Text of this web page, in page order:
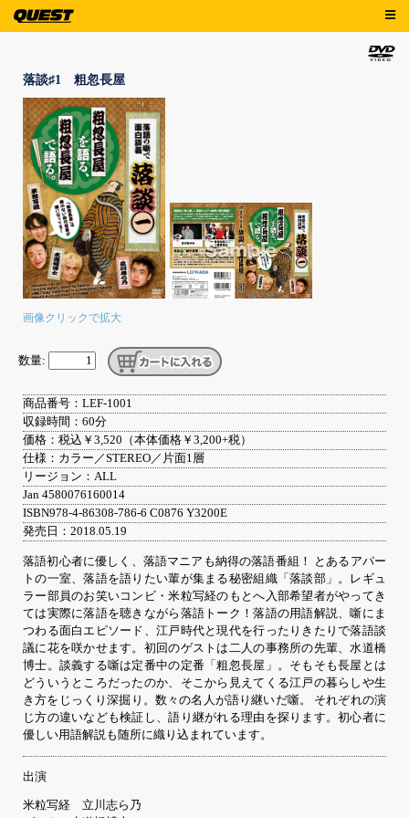
落談♯1 粗忽長屋
画像クリックで拡大
数量:
商品番号：LEF-1001
収録時間：60分
価格：税込￥3,520（本体価格￥3,200+税）
仕様：カラー／STEREO／片面1層
リージョン：ALL
Jan 4580076160014
ISBN978-4-86308-786-6 C0876 Y3200E
発売日：2018.05.19
落語初心者に優しく、落語マニアも納得の落語番組！ とあるアパー
トの一室、落語を語りたい輩が集まる秘密組織「落談部」。レギュ
ラー部員のお笑いコンビ・米粒写経のもとへ入部希望者がやってき
ては実際に落語を聴きながら落語トーク！落語の用語解説、噺にま
つわる面白エピソード、江戸時代と現代を行ったりきたりで落語談
議に花を咲かせます。初回のゲストは二人の事務所の先輩、水道橋
博士。談義する噺は定番中の定番「粗忽長屋」。そもそも長屋とは
どういうところだったのか、そこから見えてくる江戸の暮らしや生
き方をじっくり深掘り。数々の名人が語り継いだ噺。 それぞれの演
じ方の違いなども検証し、語り継がれる理由を探ります。初心者に
優しい用語解説も随所に織り込まれています。
出演
米粒写経 立川志ら乃